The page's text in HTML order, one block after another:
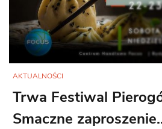
AKTUALNOŚCI
Trwa Festiwal
Smaczne